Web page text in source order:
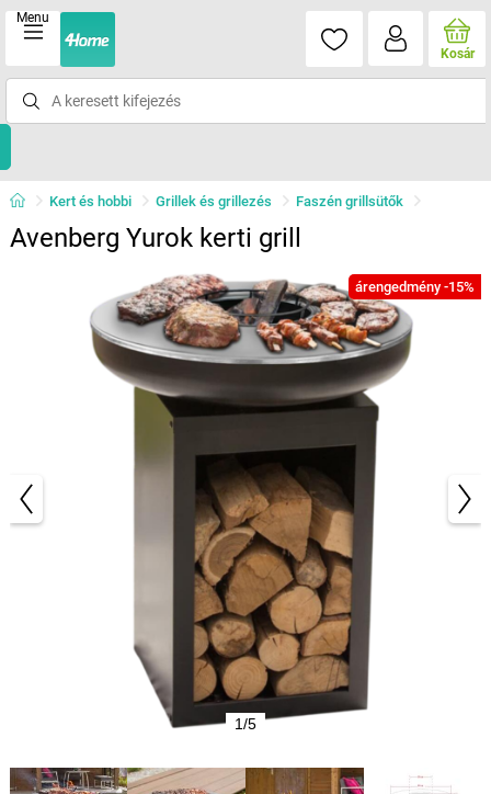
Menu
Kosár
Kert és hobbi Grillek és grillezés Faszén grillsütők
Avenberg Yurok kerti grill
árengedmény -15%
1/5